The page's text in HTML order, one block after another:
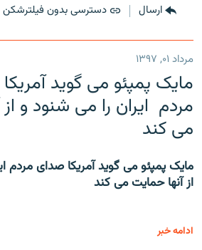
ارسال دسترسی بدون فیلترشکن
مرداد ۰۱, ۱۳۹۷
مایک پمپئو می گوید
مردم ایران را می شنود و
می کند
مایک پمپئو می گوید آمریکا صدای مردم
از آنها حمایت می کند
ادامه خبر